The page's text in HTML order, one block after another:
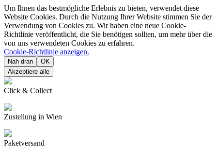
Um Ihnen das bestmögliche Erlebnis zu bieten, verwendet diese
Website Cookies. Durch die Nutzung Ihrer Website stimmen Sie der
Verwendung von Cookies zu. Wir haben eine neue Cookie-
Richtlinie veröffentlicht, die Sie benötigen sollten, um mehr über die
von uns verwendeten Cookies zu erfahren.
Cookie-Richtlinie anzeigen.
Nah dran
OK
Akzeptiere alle
Click & Collect
Zustellung in Wien
Paketversand